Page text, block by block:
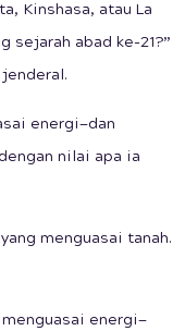
Kinshasa, atau La
sejarah abad ke-21?”
energi—dan
nilai apa ia
menguasai tanah.
menguasai energi—